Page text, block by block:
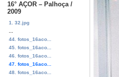
16° AÇOR – Palhoça /
2009
1. 32.jpg
44. fotos_16aco...
45. fotos_16aco...
46. fotos_16aco...
47. fotos_16aco...
48. fotos_16aco...